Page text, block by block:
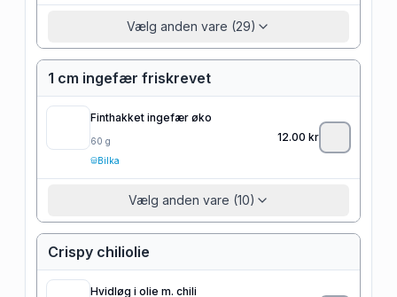
Vælg anden vare (29)
1 cm ingefær friskrevet
Finthakket ingefær øko
60 g
Bilka
12.00 kr
Vælg anden vare (10)
Crispy chiliolie
Hvidløg i olie m. chili